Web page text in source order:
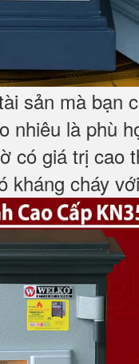
sản mà
nhiêu là phù
có giá trị cao
kháng cháy